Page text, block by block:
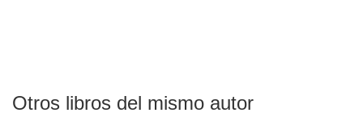
Otros libros del mismo autor